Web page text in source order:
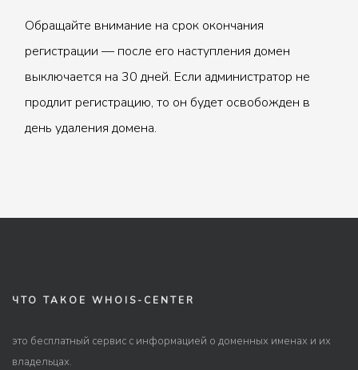
Обращайте внимание на срок окончания
регистрации — после его наступления домен
выключается на 30 дней. Если администратор не
продлит регистрацию, то он будет освобожден в
день удаления домена.
ЧТО ТАКОЕ WHOIS-CENTER
это бесплатный сервис с информацией о доменных именах и их
владельцах.